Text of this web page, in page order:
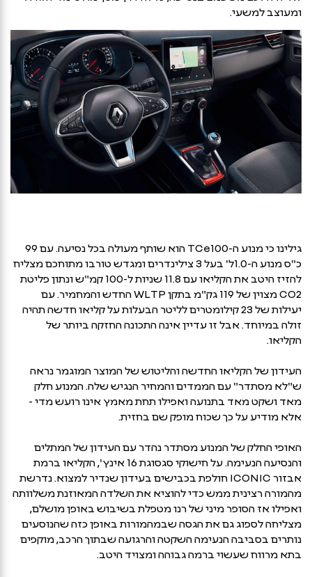
ומעוצב למשעי.
גילינו כי מנוע ה-TCe100 הוא שותף מעולה בכל נסיעה. עם 99
כ"ס מנוע ה-1.0ל' בעל 3 צילינדרים ומגדש טורבו מתוחכם מצליח
להזיז היטב את הקליאו עם 11.8 שניות ל-100 קמ"ש ונתון פליטת
CO2 מצוין של 119 גק"מ בתקן WLTP החדש והמחמיר. עם
יעילות של 23 קילומטרים לליטר הבעלות על קליאו חדשה תהיה
זולה במיוחד. אבל זו עדיין אינה התכונה החזקה ביותר של
הקליאו.
העידון של הקליאו החדשה והליטוש של המוצר המוגמר נראה
ש"לא מסתדר" עם הממדים והמחיר הנגיש שלה. המנוע חלק
מאד ושקט מאד בתנועה ואפילו תחת מאמץ אינו רועש מדי -
אלא מודיע על כך שכוח מופק שם בחזית.
האופי החלק של המנוע מסתדר נהדר עם העידון של המתלים
והנסיעה הנעימה. על חישוקי סגסוגת 16 אינץ', הקליאו ברמת
אבזור ICONIC חולפת בכבישים בעידון שנדיר למצוא. נדרשת
מהמורה רצינית ממש כדי להוציא את השלדה המאוזנת משלוותה
ואפילו אז הסופר מיני של רנו מטפלת בשיבוש באופן מושלם,
מצליחה לספוג גם את הגסה שבמהמורות באופן כזה שהנוסעים
נותרים בסביבה הנעימה השקטה והרגועה שבתוך הרכב, מוקפים
בתא מרווח שעשוי ברמה גבוהה ומצויד היטב.